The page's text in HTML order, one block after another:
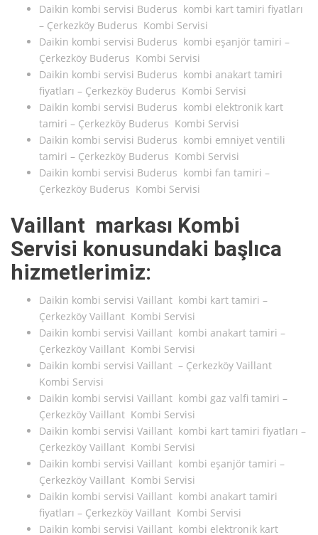
Daikin kombi servisi Buderus kombi kart tamiri fiyatları
– Çerkezköy Buderus Kombi Servisi
Daikin kombi servisi Buderus kombi eşanjör tamiri –
Çerkezköy Buderus Kombi Servisi
Daikin kombi servisi Buderus kombi anakart tamiri
fiyatları – Çerkezköy Buderus Kombi Servisi
Daikin kombi servisi Buderus kombi elektronik kart
tamiri – Çerkezköy Buderus Kombi Servisi
Daikin kombi servisi Buderus kombi emniyet ventili
tamiri – Çerkezköy Buderus Kombi Servisi
Daikin kombi servisi Buderus kombi fan tamiri –
Çerkezköy Buderus Kombi Servisi
Vaillant markası Kombi
Servisi konusundaki başlıca
hizmetlerimiz:
Daikin kombi servisi Vaillant kombi kart tamiri –
Çerkezköy Vaillant Kombi Servisi
Daikin kombi servisi Vaillant kombi anakart tamiri –
Çerkezköy Vaillant Kombi Servisi
Daikin kombi servisi Vaillant – Çerkezköy Vaillant
Kombi Servisi
Daikin kombi servisi Vaillant kombi gaz valfi tamiri –
Çerkezköy Vaillant Kombi Servisi
Daikin kombi servisi Vaillant kombi kart tamiri fiyatları –
Çerkezköy Vaillant Kombi Servisi
Daikin kombi servisi Vaillant kombi eşanjör tamiri –
Çerkezköy Vaillant Kombi Servisi
Daikin kombi servisi Vaillant kombi anakart tamiri
fiyatları – Çerkezköy Vaillant Kombi Servisi
Daikin kombi servisi Vaillant kombi elektronik kart